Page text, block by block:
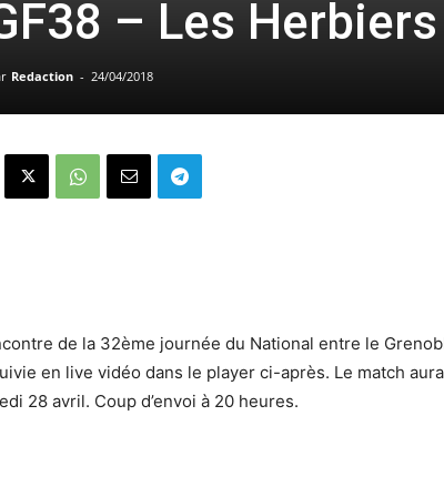
– Les
Redaction - 24/04/2018
de la 32ème journée du National entre le
en live vidéo dans le player ci-après. Le match
28 avril. Coup d’envoi à 20 heures.